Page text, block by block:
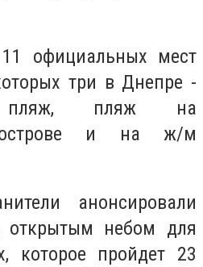
официальных мест
три в Днепре -
пляж, пляж на
острове и на ж/м
анонсировали
открытым небом для
которое пройдет 23